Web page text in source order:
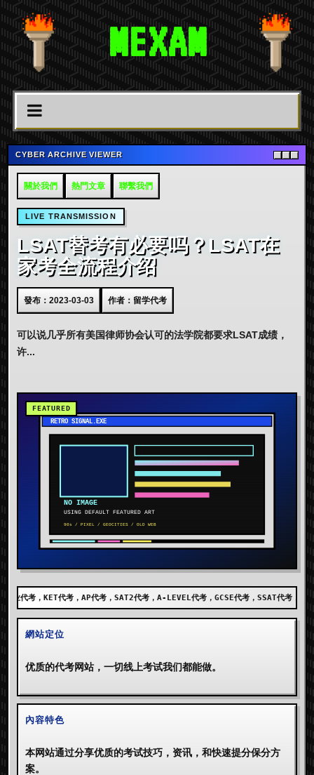
MEXAM
CYBER ARCHIVE VIEWER
關於我們 熱門文章 聯繫我們
LIVE TRANSMISSION
LSAT替考有必要吗？LSAT在
家考全流程介绍
發布：2023-03-03 作者：留学代考
可以说几乎所有美国律师协会认可的法学院都要求LSAT成绩，
许...
AP代考，SAT2代考，A-LEVEL代考，GCSE代考，SSAT代考，出国留学代考，
網站定位
优质的代考网站，一切线上考试我们都能做。
內容特色
本网站通过分享优质的考试技巧，资讯，和快速提分保分方
案。